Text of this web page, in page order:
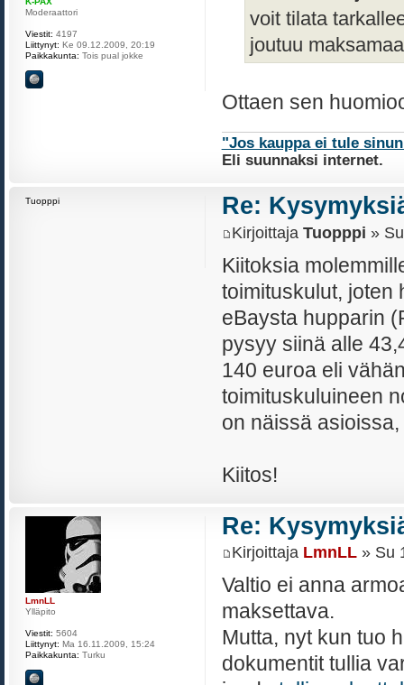
voit tilata
joutuu
Ottaen sen
"Jos kauppa ei tule
Eli suunnaksi internet.
Moderaattori
Viestit: 4197
Liittynyt: Ke 09.12.2009, 20:19
Paikkakunta: Tois pual jokke
Re:
Kirjoittaja Tuopppi »
Kiitoksia
toimituskulut, joten
eBaysta hupparin
pysyy siinä alle
140 euroa eli
toimituskuluineen
on näissä
Kiitos!
Tuopppi
Re:
Kirjoittaja LmnLL» Su
Valtio ei anna
maksettava.
Mutta, nyt kun tuo
dokumentit tullia
LmnLL
Ylläpito
Viestit: 5604
Liittynyt: Ma 16.11.2009, 15:24
Paikkakunta: Turku